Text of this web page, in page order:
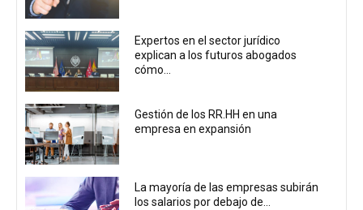
Expertos en el sector jurídico
explican a los futuros abogados
cómo...
Gestión de los RR.HH en una
empresa en expansión
La mayoría de las empresas subirán
los salarios por debajo de...